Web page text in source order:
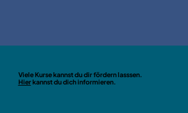
Viele Kurse kannst du dir fördern lasssen.
Hierkannst du dich informieren.